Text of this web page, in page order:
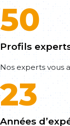
50
Profils
Nos experts vous
23
Années